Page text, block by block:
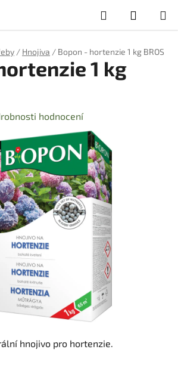
Hledat
KOŠÍK
/ Hnojiva / Bopon - hortenzie 1 kg BROS
hnojivo pro hortenzie.
1 kg
hodnocení